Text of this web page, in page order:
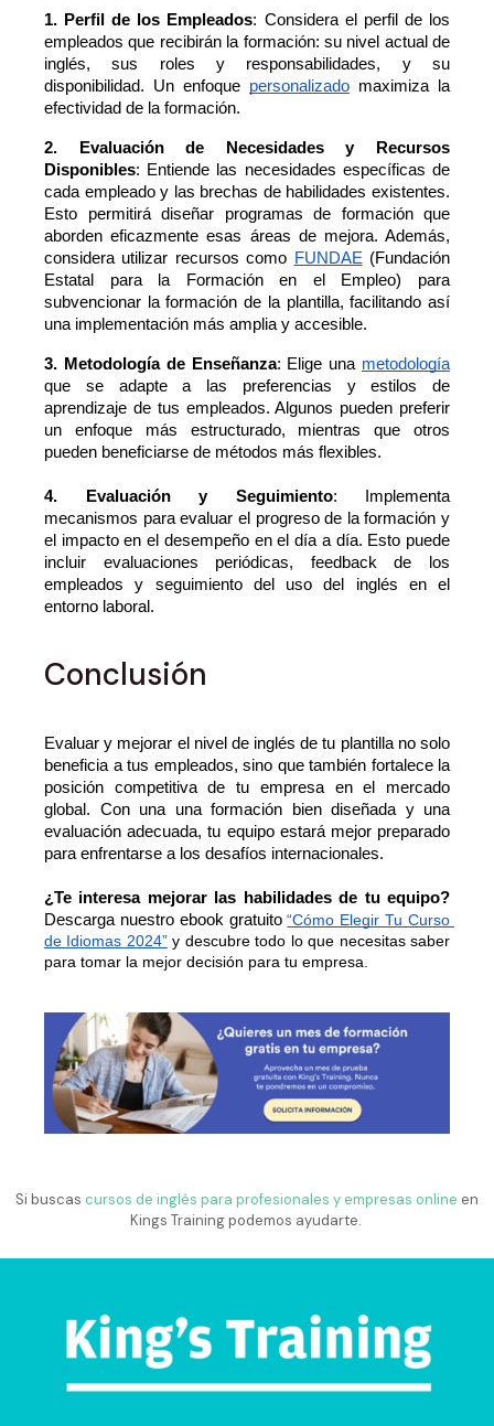
1. Perfil de los Empleados: Considera el perfil de los
empleados que recibirán la formación: su nivel actual de
inglés, sus roles y responsabilidades, y su
disponibilidad. Un enfoque personalizado maximiza la
efectividad de la formación.
2. Evaluación de Necesidades y Recursos
Disponibles: Entiende las necesidades específicas de
cada empleado y las brechas de habilidades existentes.
Esto permitirá diseñar programas de formación que
aborden eficazmente esas áreas de mejora. Además,
considera utilizar recursos como FUNDAE (Fundación
Estatal para la Formación en el Empleo) para
subvencionar la formación de la plantilla, facilitando así
una implementación más amplia y accesible.
3. Metodología de Enseñanza: Elige una metodología
que se adapte a las preferencias y estilos de
aprendizaje de tus empleados. Algunos pueden preferir
un enfoque más estructurado, mientras que otros
pueden beneficiarse de métodos más flexibles.
4. Evaluación y Seguimiento: Implementa
mecanismos para evaluar el progreso de la formación y
el impacto en el desempeño en el día a día. Esto puede
incluir evaluaciones periódicas, feedback de los
empleados y seguimiento del uso del inglés en el
entorno laboral.
Conclusión
Evaluar y mejorar el nivel de inglés de tu plantilla no solo
beneficia a tus empleados, sino que también fortalece la
posición competitiva de tu empresa en el mercado
global. Con una una formación bien diseñada y una
evaluación adecuada, tu equipo estará mejor preparado
para enfrentarse a los desafíos internacionales.
¿Te interesa mejorar las habilidades de tu equipo?
Descarga nuestro ebook gratuito “Cómo Elegir Tu Curso
de Idiomas 2024” y descubre todo lo que necesitas saber
para tomar la mejor decisión para tu empresa.
Si buscas cursos de inglés para profesionales y empresas online en
Kings Training podemos ayudarte.